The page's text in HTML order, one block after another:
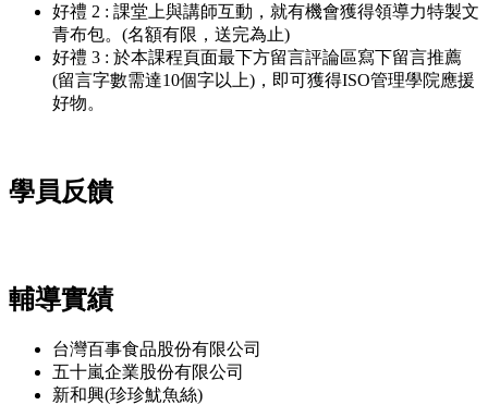
好禮 2 : 課堂上與講師互動，就有機會獲得領導力特製文
青布包。(名額有限，送完為止)
好禮 3 : 於本課程頁面最下方留言評論區寫下留言推薦
(留言字數需達10個字以上)，即可獲得ISO管理學院應援
好物。
學員反饋
輔導實績
台灣百事食品股份有限公司
五十嵐企業股份有限公司
新和興(珍珍魷魚絲)